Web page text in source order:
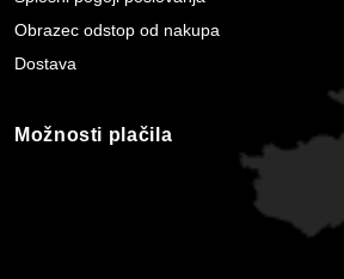
Obrazec odstop od nakupa
Dostava
Možnosti plačila